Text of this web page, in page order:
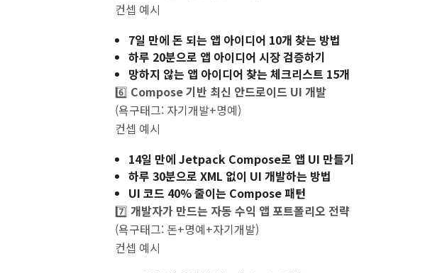
컨셉 예시
7일 만에 돈 되는 앱 아이디어 10개 찾는 방법
하루 20분으로 앱 아이디어 시장 검증하기
망하지 않는 앱 아이디어 찾는 체크리스트 15개
6️⃣ Compose 기반 최신 안드로이드 UI 개발
(욕구태그: 자기개발+명예)
컨셉 예시
14일 만에 Jetpack Compose로 앱 UI 만들기
하루 30분으로 XML 없이 UI 개발하는 방법
UI 코드 40% 줄이는 Compose 패턴
7️⃣ 개발자가 만드는 자동 수익 앱 포트폴리오 전략
(욕구태그: 돈+명예+자기개발)
컨셉 예시